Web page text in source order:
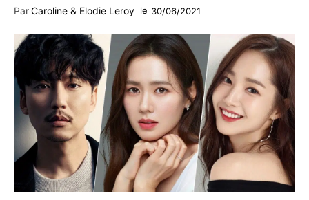
ParCaroline & Elodie Leroy le 30/06/2021